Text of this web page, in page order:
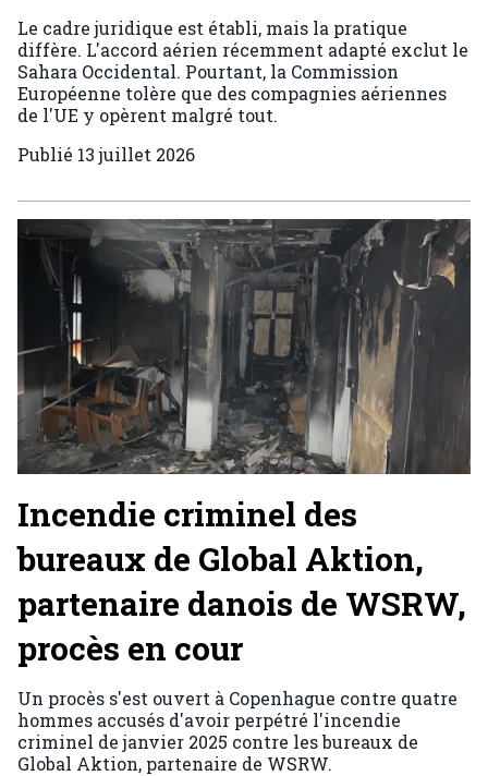
Le cadre juridique est établi, mais la pratique
diffère. L'accord aérien récemment adapté exclut le
Sahara Occidental. Pourtant, la Commission
Européenne tolère que des compagnies aériennes
de l'UE y opèrent malgré tout.
Publié 13 juillet 2026
Incendie criminel des
bureaux de Global Aktion,
partenaire danois de WSRW,
procès en cour
Un procès s'est ouvert à Copenhague contre quatre
hommes accusés d'avoir perpétré l'incendie
criminel de janvier 2025 contre les bureaux de
Global Aktion, partenaire de WSRW.